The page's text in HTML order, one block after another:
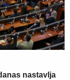
nastavlja